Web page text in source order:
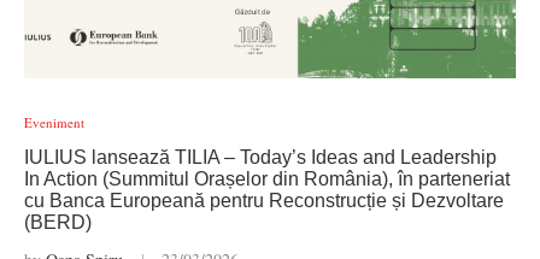
Eveniment
IULIUS lansează TILIA – Today’s Ideas and Leadership
In Action (Summitul Orașelor din România), în parteneriat
cu Banca Europeană pentru Reconstrucție și Dezvoltare
(BERD)